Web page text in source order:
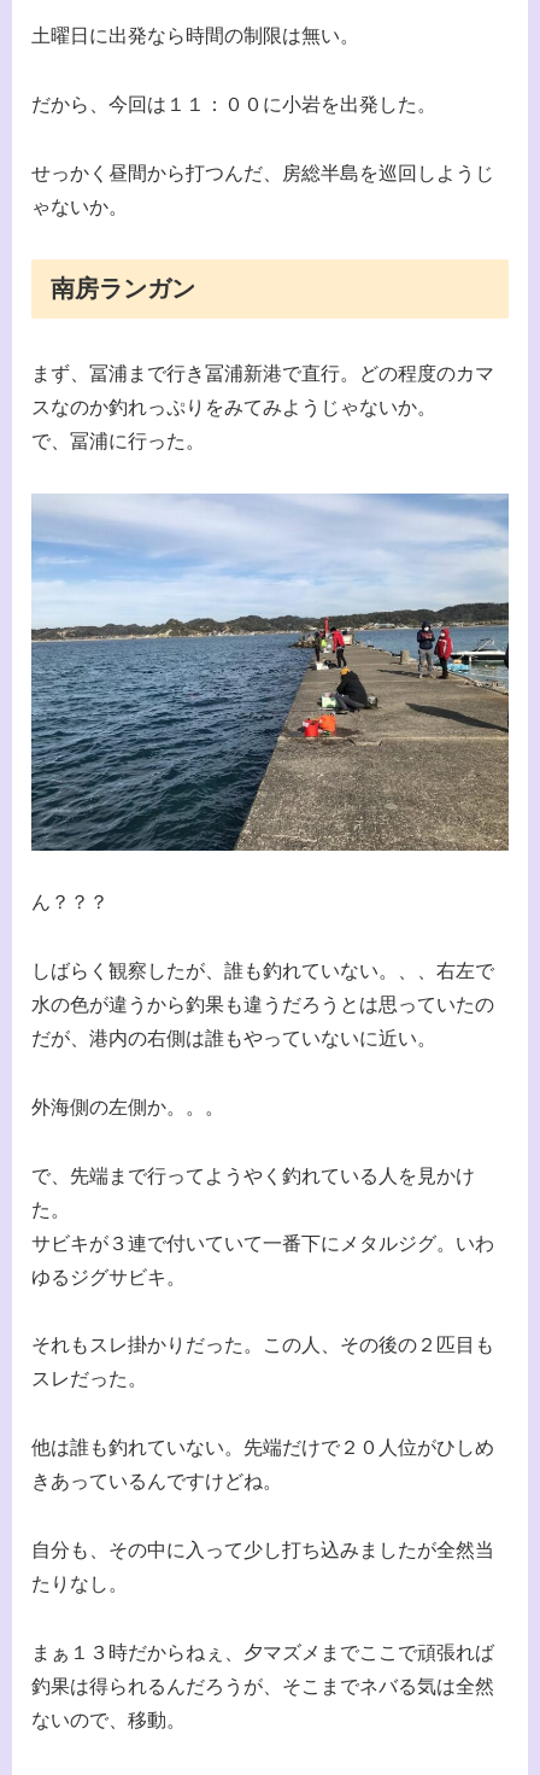
土曜日に出発なら時間の制限は無い。
だから、今回は１１：００に小岩を出発した。
せっかく昼間から打つんだ、房総半島を巡回しようじ
ゃないか。
南房ランガン
まず、冨浦まで行き冨浦新港で直行。どの程度のカマ
スなのか釣れっぷりをみてみようじゃないか。
で、冨浦に行った。
ん？？？
しばらく観察したが、誰も釣れていない。、、右左で
水の色が違うから釣果も違うだろうとは思っていたの
だが、港内の右側は誰もやっていないに近い。
外海側の左側か。。。
で、先端まで行ってようやく釣れている人を見かけ
た。
サビキが３連で付いていて一番下にメタルジグ。いわ
ゆるジグサビキ。
それもスレ掛かりだった。この人、その後の２匹目も
スレだった。
他は誰も釣れていない。先端だけで２０人位がひしめ
きあっているんですけどね。
自分も、その中に入って少し打ち込みましたが全然当
たりなし。
まぁ１３時だからねぇ、夕マズメまでここで頑張れば
釣果は得られるんだろうが、そこまでネバる気は全然
ないので、移動。